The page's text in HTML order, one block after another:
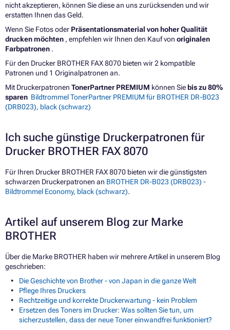
nicht akzeptieren, können Sie diese an uns zurücksenden und wir
erstatten Ihnen das Geld.
Wenn Sie Fotos oder Präsentationsmaterial von hoher Qualität
drucken möchten , empfehlen wir Ihnen den Kauf von originalen
Farbpatronen .
Für den Drucker BROTHER FAX 8070 bieten wir 2 kompatible
Patronen und 1 Originalpatronen an.
Mit Druckerpatronen TonerPartner PREMIUM können Sie bis zu 80%
sparen Bildtrommel TonerPartner PREMIUM für BROTHER DR-B023
(DRB023), black (schwarz)
Ich suche günstige Druckerpatronen für
Drucker BROTHER FAX 8070
Für Ihren Drucker BROTHER FAX 8070 bieten wir die günstigsten
schwarzen Druckerpatronen an BROTHER DR-B023 (DRB023) -
Bildtrommel Economy, black (schwarz).
Artikel auf unserem Blog zur Marke
BROTHER
Über die Marke BROTHER haben wir mehrere Artikel in unserem Blog
geschrieben:
Die Geschichte von Brother - von Japan in die ganze Welt
Pflege Ihres Druckers
Rechtzeitige und korrekte Druckerwartung - kein Problem
Ersetzen des Toners im Drucker: Was sollten Sie tun, um
sicherzustellen, dass der neue Toner einwandfrei funktioniert?